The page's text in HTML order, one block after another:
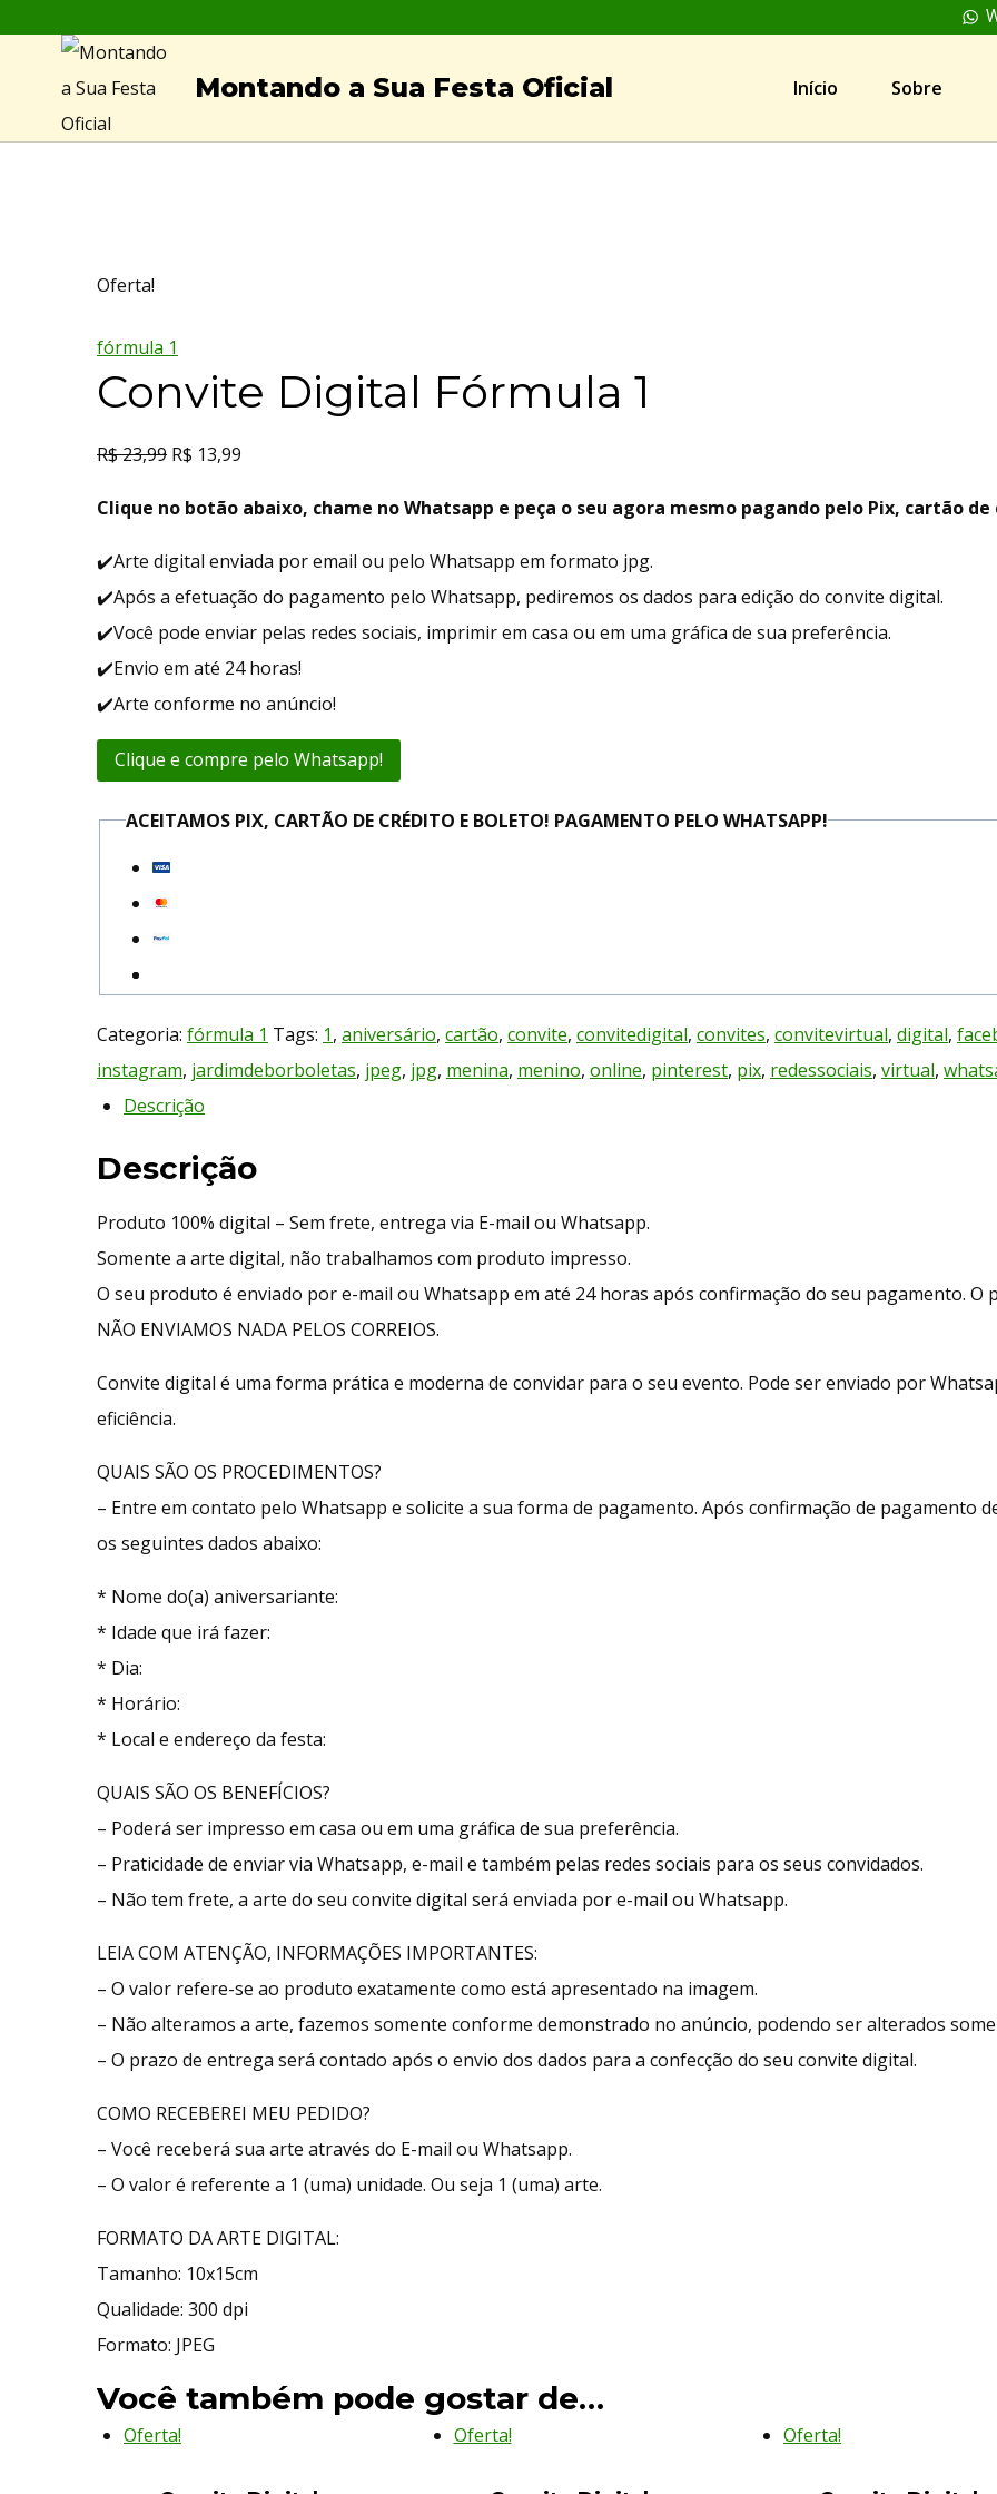
content
Montando a Sua Festa Oficial Início Sobre
Oferta!
fórmula 1
Convite Digital Fórmula 1
R$23,99 R$ 13,99
Clique no botão abaixo, chame no Whatsapp e peça o seu agora mesmo pagando pelo Pix, cartão
✔️Arte digital enviada por email ou pelo Whatsapp em formato jpg.
✔️Após a efetuação do pagamento pelo Whatsapp, pediremos os dados para edição do convite digital.
✔️Você pode enviar pelas redes sociais, imprimir em casa ou em uma gráfica de sua preferência.
✔️Envio em até 24 horas!
✔️Arte conforme no anúncio!
Clique e compre pelo Whatsapp!
ACEITAMOS PIX, CARTÃO DE CRÉDITO E BOLETO! PAGAMENTO PELO WHATSAPP!
Categoria: fórmula 1 Tags: 1, aniversário, cartão, convite, convitedigital, convites, convitevirtual, digital,
instagram, jardimdeborboletas, jpeg, jpg, menina, menino, online, pinterest, pix, redessociais, virtual,
Descrição
Descrição
Produto 100% digital – Sem frete, entrega via E-mail ou Whatsapp.
Somente a arte digital, não trabalhamos com produto impresso.
O seu produto é enviado por e-mail ou Whatsapp em até 24 horas após confirmação do seu pagamento. O
NÃO ENVIAMOS NADA PELOS CORREIOS.
Convite digital é uma forma prática e moderna de convidar para o seu evento. Pode ser enviado por
eficiência.
QUAIS SÃO OS PROCEDIMENTOS?
– Entre em contato pelo Whatsapp e solicite a sua forma de pagamento. Após confirmação de pagamento
os seguintes dados abaixo:
* Nome do(a) aniversariante:
* Idade que irá fazer:
* Dia:
* Horário:
* Local e endereço da festa:
QUAIS SÃO OS BENEFÍCIOS?
– Poderá ser impresso em casa ou em uma gráfica de sua preferência.
– Praticidade de enviar via Whatsapp, e-mail e também pelas redes sociais para os seus convidados.
– Não tem frete, a arte do seu convite digital será enviada por e-mail ou Whatsapp.
LEIA COM ATENÇÃO, INFORMAÇÕES IMPORTANTES:
– O valor refere-se ao produto exatamente como está apresentado na imagem.
– Não alteramos a arte, fazemos somente conforme demonstrado no anúncio, podendo ser alterados
– O prazo de entrega será contado após o envio dos dados para a confecção do seu convite digital.
COMO RECEBEREI MEU PEDIDO?
– Você receberá sua arte através do E-mail ou Whatsapp.
– O valor é referente a 1 (uma) unidade. Ou seja 1 (uma) arte.
FORMATO DA ARTE DIGITAL:
Tamanho: 10x15cm
Qualidade: 300 dpi
Formato: JPEG
Você também pode gostar de…
Oferta! Oferta! Oferta!